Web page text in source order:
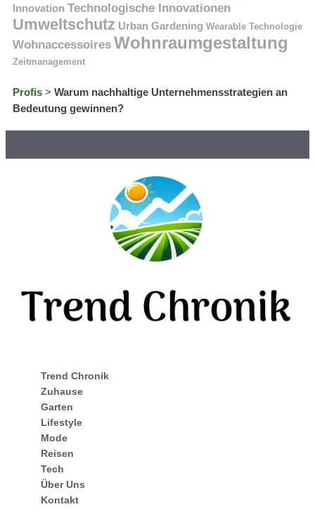
Innovation Technologische Innovationen
Umweltschutz Urban Gardening Wearable Technologie
Wohnaccessoires Wohnraumgestaltung
Zeitmanagement
Profis > Warum nachhaltige Unternehmensstrategien an
Bedeutung gewinnen?
Trend Chronik
Zuhause
Garten
Lifestyle
Mode
Reisen
Tech
Über Uns
Kontakt